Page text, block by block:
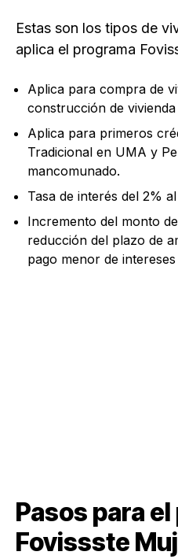
Estas son los tipos de
aplica el programa
Aplica para compra de
construcción de vivienda
Aplica para primeros
Tradicional en UMA y
mancomunado.
Tasa de interés del 2%
Incremento del monto
reducción del plazo de
pago menor de intereses
Pasos para
Fovissste